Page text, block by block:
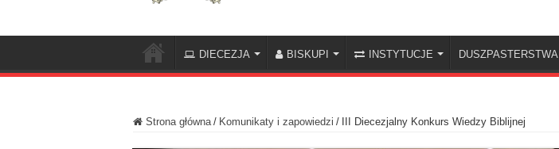
DIECEZJA BISKUPI INSTYTUCJE DUSZPASTERSTWA
Strona główna / Komunikaty i zapowiedzi / III Diecezjalny Konkurs Wiedzy Biblijnej